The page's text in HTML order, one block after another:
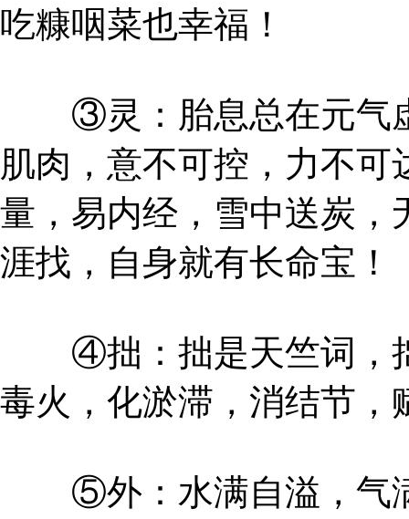
吃糠咽菜也幸福！
③灵：胎息总在元气虚
肌肉，意不可控，力不
量，易内经，雪中送炭，
涯找，自身就有长命宝！
④拙：拙是天竺词，拙
毒火，化淤滞，消结节，
⑤外：水满自溢，气满